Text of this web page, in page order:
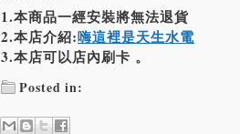
1.本商品一經安裝將無法退貨
2.本店介紹:嗨這裡是天生水電
3.本店可以店內刷卡 。
Posted in: